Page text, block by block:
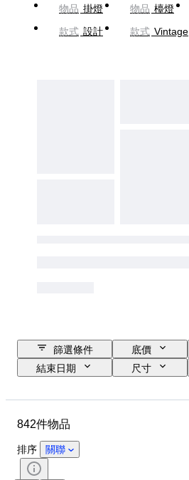
物品 掛燈 物品 檯燈
款式 設計 款式 Vintage
篩選條件 底價
結束日期
尺寸
時期
顏色
航行燈
842件物品
排序 關聯